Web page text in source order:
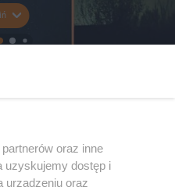
oraz inne
uzyskujemy dostęp i
urządzeniu oraz